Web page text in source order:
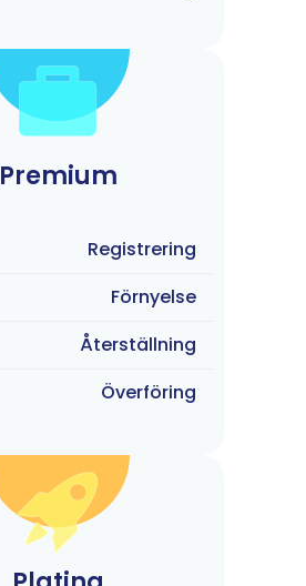
Premium
Registrering
Förnyelse
Återställning
Överföring